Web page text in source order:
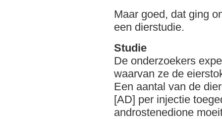
Maar goed, dat ging
een dierstudie.
Studie
De onderzoekers
waarvan ze de
Een aantal van de
[AD] per injectie
androstenedione